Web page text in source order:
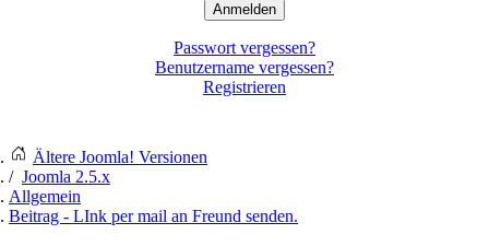
Anmelden
Passwort vergessen?
Benutzername vergessen?
Registrieren
Ältere Joomla! Versionen
Joomla 2.5.x
Allgemein
Beitrag - LInk per mail an Freund senden.